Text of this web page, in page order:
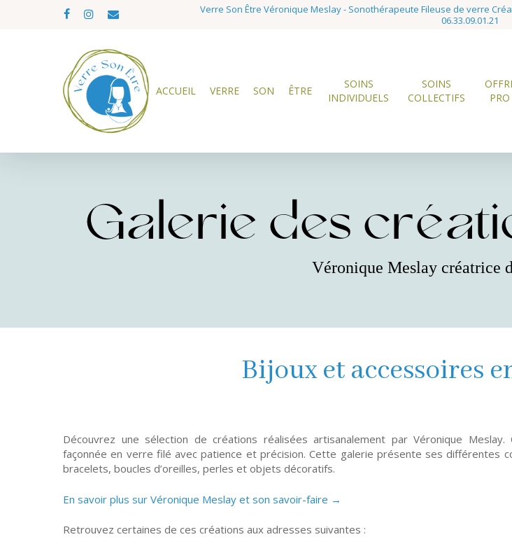
facebookinstagram
email
Verre Son Être Véronique Meslay - Sonothérapeute Fileuse de verre
06.33.09.01.21
ACCUEIL VERRE SON ÊTRE
SOINS
INDIVIDUELS
SOINS
COLLECTIFS
PRO
Galerie des
Véronique Meslay créatrice
Bijoux et accessoires
Découvrez une sélection de créations réalisées artisanalement par Véronique Meslay.
façonnée en verre filé avec patience et précision. Cette galerie présente ses différentes
bracelets, boucles d’oreilles, perles et objets décoratifs.
En savoir plus sur Véronique Meslay et son savoir-faire →
Retrouvez certaines de ces créations aux adresses suivantes :